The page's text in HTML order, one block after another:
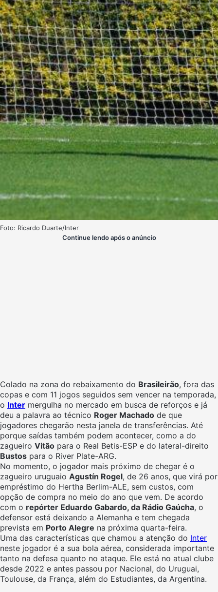
Foto: Ricardo Duarte/Inter
Continue lendo após o anúncio
Colado na zona do rebaixamento do Brasileirão, fora das
copas e com 11 jogos seguidos sem vencer na temporada,
o Inter mergulha no mercado em busca de reforços e já
deu a palavra ao técnico Roger Machado de que
jogadores chegarão nesta janela de transferências. Até
porque saídas também podem acontecer, como a do
zagueiro Vitão para o Real Betis-ESP e do lateral-direito
Bustos para o River Plate-ARG.
No momento, o jogador mais próximo de chegar é o
zagueiro uruguaio Agustín Rogel, de 26 anos, que virá por
empréstimo do Hertha Berlim-ALE, sem custos, com
opção de compra no meio do ano que vem. De acordo
com o repórter Eduardo Gabardo, da Rádio Gaúcha, o
defensor está deixando a Alemanha e tem chegada
prevista em Porto Alegre na próxima quarta-feira.
Uma das características que chamou a atenção do Inter
neste jogador é a sua bola aérea, considerada importante
tanto na defesa quanto no ataque. Ele está no atual clube
desde 2022 e antes passou por Nacional, do Uruguai,
Toulouse, da França, além do Estudiantes, da Argentina.